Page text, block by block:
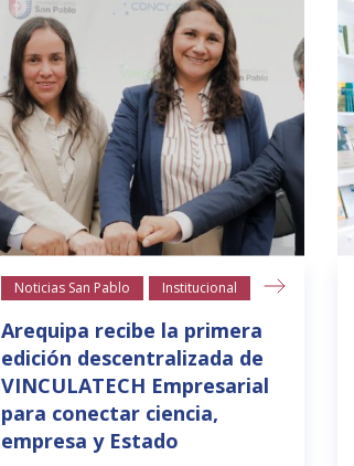
Noticias San Pablo Institucional
Arequipa recibe la primera
edición descentralizada de
VINCULATECH Empresarial
para conectar ciencia,
empresa y Estado